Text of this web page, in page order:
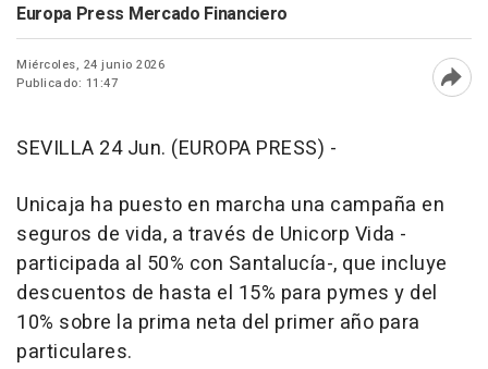
Europa Press Mercado Financiero
Miércoles, 24 junio 2026
Publicado: 11:47
SEVILLA 24 Jun. (EUROPA PRESS) -
Unicaja ha puesto en marcha una campaña en
seguros de vida, a través de Unicorp Vida -
participada al 50% con Santalucía-, que incluye
descuentos de hasta el 15% para pymes y del
10% sobre la prima neta del primer año para
particulares.